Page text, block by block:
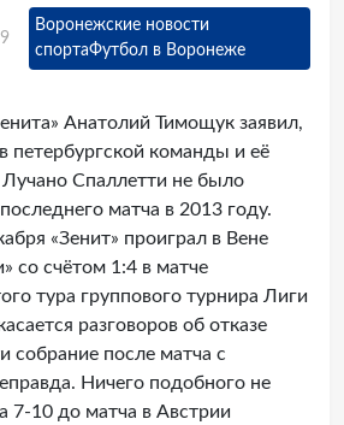
Воронежские новости
спортаФутбол в Воронеже
Анатолий Тимощук заявил,
петербургской команды и её
Лучано Спаллетти не было
матча в 2013 году.
«Зенит» проиграл в Вене
со счётом 1:4 в матче
тура группового турнира Лиги
разговоров об отказе
собрание после матча с
Ничего подобного не
7-10 до матча в Австрии